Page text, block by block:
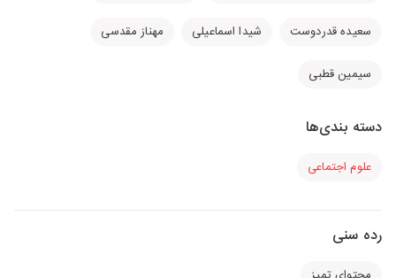
سعیده قدردوست شیدا اسماعیلی مهناز مقدسی
سیمین قطبی
دسته بندی‌ها
علوم اجتماعی
رده سنی